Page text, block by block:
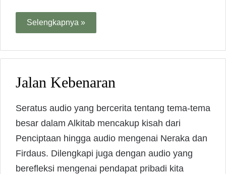
Selengkapnya »
Jalan Kebenaran
Seratus audio yang bercerita tentang tema-tema
besar dalam Alkitab mencakup kisah dari
Penciptaan hingga audio mengenai Neraka dan
Firdaus. Dilengkapi juga dengan audio yang
berefleksi mengenai pendapat pribadi kita